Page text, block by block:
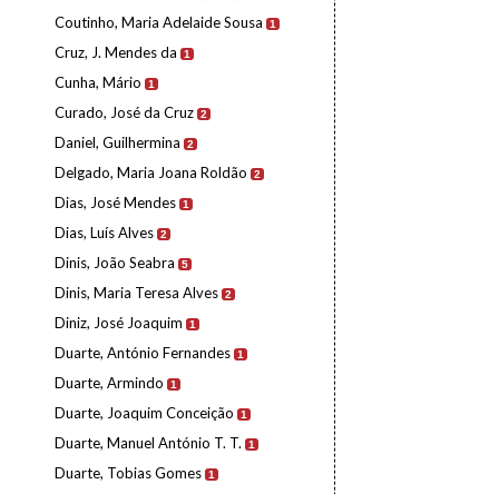
Coutinho, Maria Adelaide Sousa 1
Cruz, J. Mendes da 1
Cunha, Mário 1
Curado, José da Cruz 2
Daniel, Guilhermina 2
Delgado, Maria Joana Roldão 2
Dias, José Mendes 1
Dias, Luís Alves 2
Dinis, João Seabra 5
Dinis, Maria Teresa Alves 2
Diniz, José Joaquim 1
Duarte, António Fernandes 1
Duarte, Armindo 1
Duarte, Joaquim Conceição 1
Duarte, Manuel António T. T. 1
Duarte, Tobias Gomes 1